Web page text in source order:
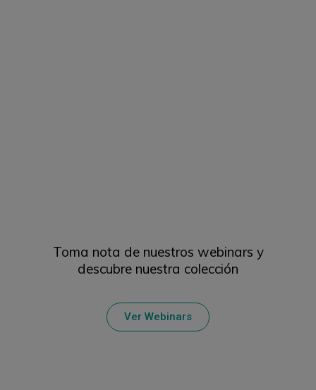
Toma nota de nuestros webinars y
descubre nuestra colección
Ver Webinars